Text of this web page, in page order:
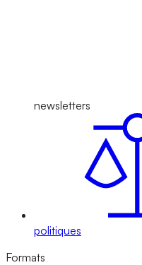
newsletters
politiques
Formats